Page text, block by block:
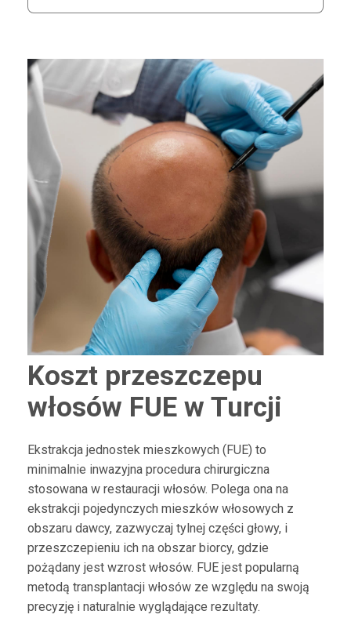
Koszt przeszczepu
włosów FUE w Turcji
Ekstrakcja jednostek mieszkowych (FUE) to
minimalnie inwazyjna procedura chirurgiczna
stosowana w restauracji włosów. Polega ona na
ekstrakcji pojedynczych mieszków włosowych z
obszaru dawcy, zazwyczaj tylnej części głowy, i
przeszczepieniu ich na obszar biorcy, gdzie
pożądany jest wzrost włosów. FUE jest popularną
metodą transplantacji włosów ze względu na swoją
precyzję i naturalnie wyglądające rezultaty.